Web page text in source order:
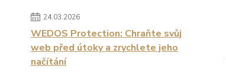
24.03.2026
WEDOS Protection: Chraňte svůj
web před útoky a zrychlete jeho
načítání